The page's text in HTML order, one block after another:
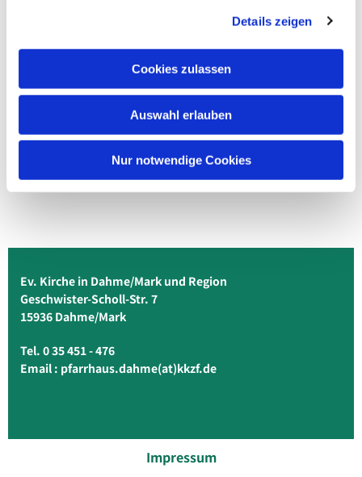
Details zeigen
Cookies zulassen
Auswahl erlauben
Nur notwendige Cookies
Ev. Kirche in Dahme/Mark und Region
Geschwister-Scholl-Str. 7
15936 Dahme/Mark
Tel. 0 35 451 - 476
Email : pfarrhaus.dahme(at)kkzf.de
Impressum